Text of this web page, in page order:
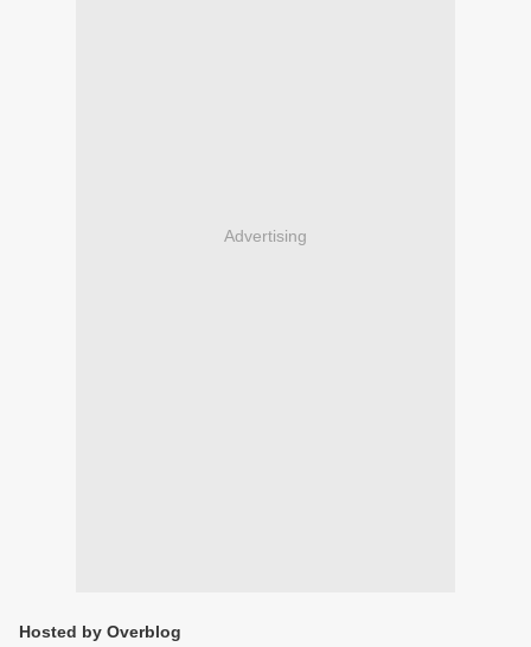
Advertising
Hosted by Overblog